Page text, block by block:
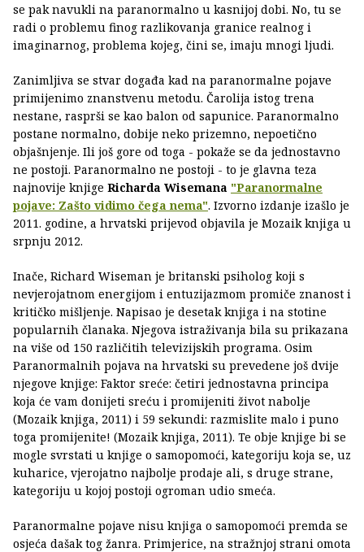
se pak navukli na paranormalno u kasnijoj dobi. No, tu se
radi o problemu finog razlikovanja granice realnog i
imaginarnog, problema kojeg, čini se, imaju mnogi ljudi.
Zanimljiva se stvar događa kad na paranormalne pojave
primijenimo znanstvenu metodu. Čarolija istog trena
nestane, rasprši se kao balon od sapunice. Paranormalno
postane normalno, dobije neko prizemno, nepoetično
objašnjenje. Ili još gore od toga - pokaže se da jednostavno
ne postoji. Paranormalno ne postoji - to je glavna teza
najnovije knjige Richarda Wisemana "Paranormalne
pojave: Zašto vidimo čega nema". Izvorno izdanje izašlo je
2011. godine, a hrvatski prijevod objavila je Mozaik knjiga u
srpnju 2012.
Inače, Richard Wiseman je britanski psiholog koji s
nevjerojatnom energijom i entuzijazmom promiče znanost i
kritičko mišljenje. Napisao je desetak knjiga i na stotine
popularnih članaka. Njegova istraživanja bila su prikazana
na više od 150 različitih televizijskih programa. Osim
Paranormalnih pojava na hrvatski su prevedene još dvije
njegove knjige: Faktor sreće: četiri jednostavna principa
koja će vam donijeti sreću i promijeniti život nabolje
(Mozaik knjiga, 2011) i 59 sekundi: razmislite malo i puno
toga promijenite! (Mozaik knjiga, 2011). Te obje knjige bi se
mogle svrstati u knjige o samopomoći, kategoriju koja se, uz
kuharice, vjerojatno najbolje prodaje ali, s druge strane,
kategoriju u kojoj postoji ogroman udio smeća.
Paranormalne pojave nisu knjiga o samopomoći premda se
osjeća dašak tog žanra. Primjerice, na stražnjoj strani omota